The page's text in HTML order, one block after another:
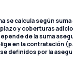
se calcula según
y coberturas
de la suma
en la contratación
definidos por la